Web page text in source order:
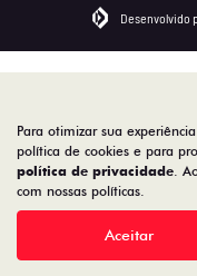
Desenvolvido
Para otimizar sua
política de cookies e para
política de privacidade.
com nossas políticas.
Aceitar